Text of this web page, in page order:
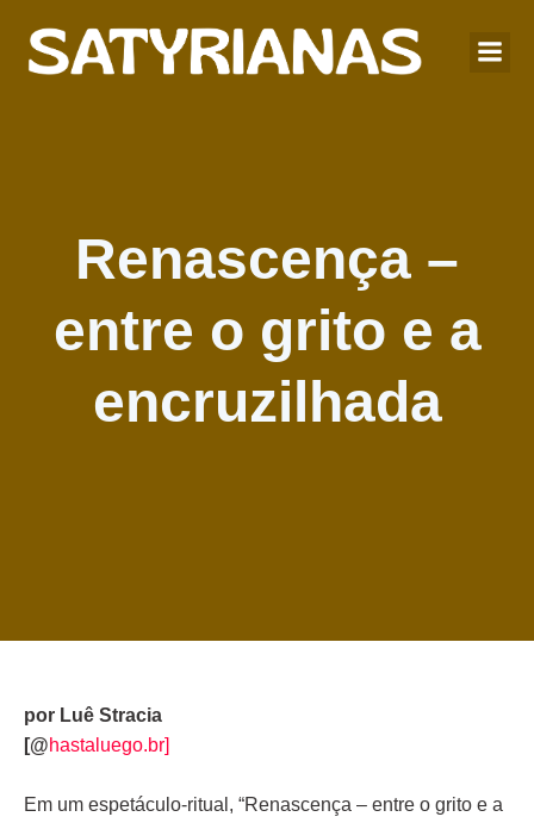
Renascença –
entre o grito e a
encruzilhada
por Luê Stracia
[@hastaluego.br]
Em um espetáculo-ritual, “Renascença – entre o grito e a